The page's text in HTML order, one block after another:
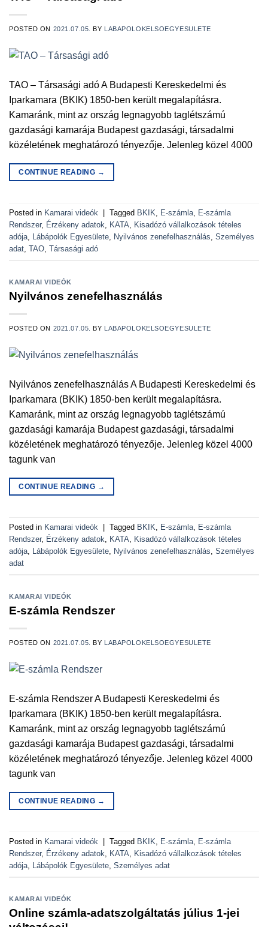
POSTED ON 2021.07.05. BY LABAPOLOKELSOEGYESULETE
TAO – Társasági adó A Budapesti Kereskedelmi és
Iparkamara (BKIK) 1850-ben került megalapításra.
Kamaránk, mint az ország legnagyobb taglétszámú
gazdasági kamarája Budapest gazdasági, társadalmi
közéletének meghatározó tényezője. Jelenleg közel 4000
CONTINUE READING →
Posted in Kamarai videók Tagged BKIK, E-számla, E-számla
Rendszer, Érzékeny adatok, KATA, Kisadózó vállalkozások tételes
adója, Lábápolók Egyesülete, Nyilvános zenefelhasználás, Személyes
adat, TAO, Társasági adó
KAMARAI VIDEÓK
Nyilvános zenefelhasználás
POSTED ON 2021.07.05. BY LABAPOLOKELSOEGYESULETE
Nyilvános zenefelhasználás A Budapesti Kereskedelmi és
Iparkamara (BKIK) 1850-ben került megalapításra.
Kamaránk, mint az ország legnagyobb taglétszámú
gazdasági kamarája Budapest gazdasági, társadalmi
közéletének meghatározó tényezője. Jelenleg közel 4000
tagunk van
CONTINUE READING →
Posted in Kamarai videók Tagged BKIK, E-számla, E-számla
Rendszer, Érzékeny adatok, KATA, Kisadózó vállalkozások tételes
adója, Lábápolók Egyesülete, Nyilvános zenefelhasználás, Személyes
adat
KAMARAI VIDEÓK
E-számla Rendszer
POSTED ON 2021.07.05. BY LABAPOLOKELSOEGYESULETE
E-számla Rendszer A Budapesti Kereskedelmi és
Iparkamara (BKIK) 1850-ben került megalapításra.
Kamaránk, mint az ország legnagyobb taglétszámú
gazdasági kamarája Budapest gazdasági, társadalmi
közéletének meghatározó tényezője. Jelenleg közel 4000
tagunk van
CONTINUE READING →
Posted in Kamarai videók Tagged BKIK, E-számla, E-számla
Rendszer, Érzékeny adatok, KATA, Kisadózó vállalkozások tételes
adója, Lábápolók Egyesülete, Személyes adat
KAMARAI VIDEÓK
Online számla-adatszolgáltatás július 1-jei